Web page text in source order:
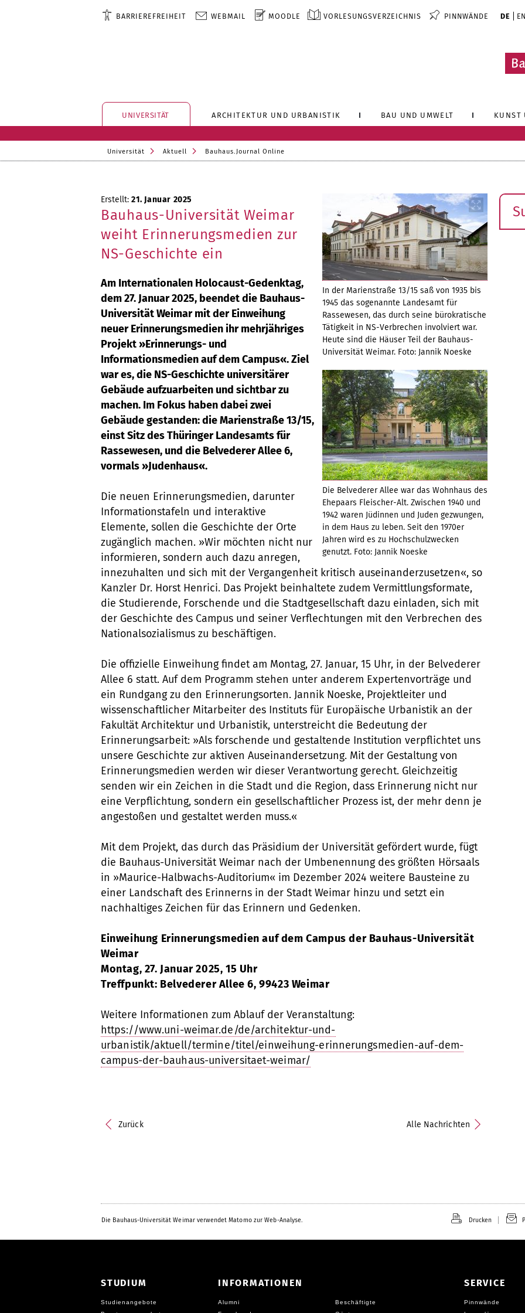
BARRIEREFREIHEIT WEBMAIL MOODLE VORLESUNGSVERZEICHNIS PINNWÄNDE DE EN
UNIVERSITÄT ARCHITEKTUR UND URBANISTIK BAU UND UMWELT KUNST
Universität Aktuell Bauhaus.Journal Online
In der Marienstraße 13/15 saß von 1935 bis
1945 das sogenannte Landesamt für
Rassewesen, das durch seine bürokratische
Tätigkeit in NS-Verbrechen involviert war.
Heute sind die Häuser Teil der Bauhaus-
Universität Weimar. Foto: Jannik Noeske
Die Belvederer Allee war das Wohnhaus des
Ehepaars Fleischer-Alt. Zwischen 1940 und
1942 waren Jüdinnen und Juden gezwungen,
in dem Haus zu leben. Seit den 1970er
Jahren wird es zu Hochschulzwecken
genutzt. Foto: Jannik Noeske
Erstellt: 21. Januar 2025
Bauhaus-Universität Weimar
weiht Erinnerungsmedien zur
NS-Geschichte ein
Am Internationalen Holocaust-Gedenktag,
dem 27. Januar 2025, beendet die Bauhaus-
Universität Weimar mit der Einweihung
neuer Erinnerungsmedien ihr mehrjähriges
Projekt »Erinnerungs- und
Informationsmedien auf dem Campus«. Ziel
war es, die NS-Geschichte universitärer
Gebäude aufzuarbeiten und sichtbar zu
machen. Im Fokus haben dabei zwei
Gebäude gestanden: die Marienstraße 13/15,
einst Sitz des Thüringer Landesamts für
Rassewesen, und die Belvederer Allee 6,
vormals »Judenhaus«.
Die neuen Erinnerungsmedien, darunter
Informationstafeln und interaktive
Elemente, sollen die Geschichte der Orte
zugänglich machen. »Wir möchten nicht nur
informieren, sondern auch dazu anregen,
innezuhalten und sich mit der Vergangenheit kritisch auseinanderzusetzen«, so
Kanzler Dr. Horst Henrici. Das Projekt beinhaltete zudem Vermittlungsformate,
die Studierende, Forschende und die Stadtgesellschaft dazu einladen, sich mit
der Geschichte des Campus und seiner Verflechtungen mit den Verbrechen des
Nationalsozialismus zu beschäftigen.
Die offizielle Einweihung findet am Montag, 27. Januar, 15 Uhr, in der Belvederer
Allee 6 statt. Auf dem Programm stehen unter anderem Expertenvorträge und
ein Rundgang zu den Erinnerungsorten. Jannik Noeske, Projektleiter und
wissenschaftlicher Mitarbeiter des Instituts für Europäische Urbanistik an der
Fakultät Architektur und Urbanistik, unterstreicht die Bedeutung der
Erinnerungsarbeit: »Als forschende und gestaltende Institution verpflichtet uns
unsere Geschichte zur aktiven Auseinandersetzung. Mit der Gestaltung von
Erinnerungsmedien werden wir dieser Verantwortung gerecht. Gleichzeitig
senden wir ein Zeichen in die Stadt und die Region, dass Erinnerung nicht nur
eine Verpflichtung, sondern ein gesellschaftlicher Prozess ist, der mehr denn je
angestoßen und gestaltet werden muss.«
Mit dem Projekt, das durch das Präsidium der Universität gefördert wurde, fügt
die Bauhaus-Universität Weimar nach der Umbenennung des größten Hörsaals
in »Maurice-Halbwachs-Auditorium« im Dezember 2024 weitere Bausteine zu
einer Landschaft des Erinnerns in der Stadt Weimar hinzu und setzt ein
nachhaltiges Zeichen für das Erinnern und Gedenken.
Einweihung Erinnerungsmedien auf dem Campus der Bauhaus-Universität
Weimar
Montag, 27. Januar 2025,15 Uhr
Treffpunkt: Belvederer Allee 6, 99423 Weimar
Weitere Informationen zum Ablauf der Veranstaltung:
https://www.uni-weimar.de/de/architektur-und-
urbanistik/aktuell/termine/titel/einweihung-erinnerungsmedien-auf-dem-
campus-der-bauhaus-universitaet-weimar/
Zurück Alle Nachrichten
Suche
Die Bauhaus-Universität Weimar verwendet Matomo zur Web-Analyse. Drucken
STUDIUM
Studienangebote
INFORMATIONEN
Alumni
Beschäftigte
SERVICE
Pinnwände